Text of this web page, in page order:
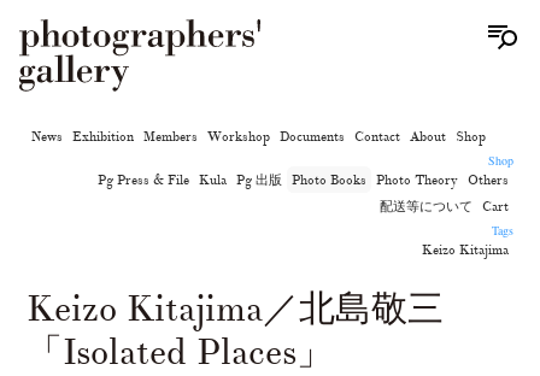
News Exhibition Members Workshop Documents Contact About
Shop
Shop
Pg Press & File Kula Pg 出版 Photo Books Photo Theory Others
配送等について
Cart
Tags
Keizo Kitajima
Keizo Kitajima／北島敬三
「Isolated Places」